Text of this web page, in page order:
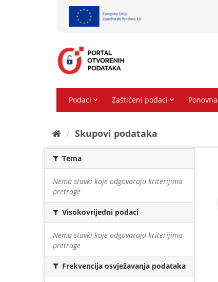
Skupovi podаtаkа
Tema
Nema stavki koje odgovaraju kriterijima
pretrage
Visokovrijedni podaci
Nema stavki koje odgovaraju kriterijima
pretrage
Frekvencija osvježavanja podataka